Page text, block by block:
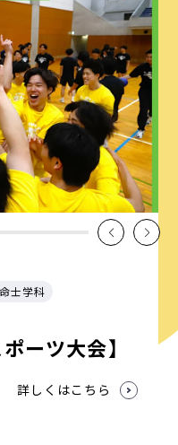
士学科
ーツ大会】
詳しくはこちら